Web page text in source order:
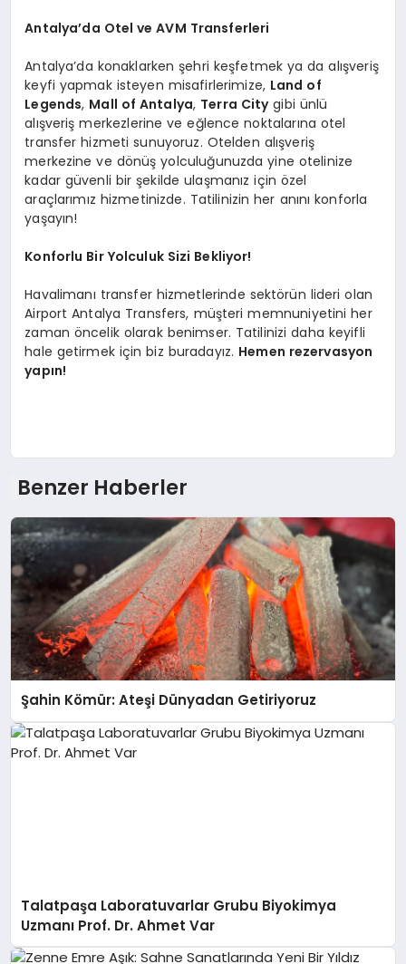
Antalya’da Otel ve AVM Transferleri
Antalya’da konaklarken şehri keşfetmek ya da alışveriş
keyfi yapmak isteyen misafirlerimize, Land of
Legends, Mall of Antalya, Terra Citygibi ünlü
alışveriş merkezlerine ve eğlence noktalarına otel
transfer hizmeti sunuyoruz. Otelden alışveriş
merkezine ve dönüş yolculuğunuzda yine otelinize
kadar güvenli bir şekilde ulaşmanız için özel
araçlarımız hizmetinizde. Tatilinizin her anını konforla
yaşayın!
Konforlu Bir Yolculuk Sizi Bekliyor!
Havalimanı transfer hizmetlerinde sektörün lideri olan
Airport Antalya Transfers, müşteri memnuniyetini her
zaman öncelik olarak benimser. Tatilinizi daha keyifli
hale getirmek için biz buradayız. Hemen rezervasyon
yapın!
Benzer Haberler
Şahin Kömür: Ateşi Dünyadan Getiriyoruz
Talatpaşa Laboratuvarlar Grubu Biyokimya
Uzmanı Prof. Dr. Ahmet Var